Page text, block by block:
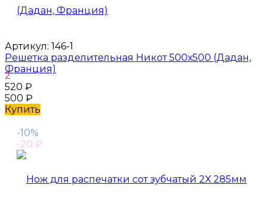
Артикул: 146-1
Решетка разделительная Никот 500х500 (Дадан,
Франция)
2
520 ₽
500 ₽
Купить
-10%
-20 ₽